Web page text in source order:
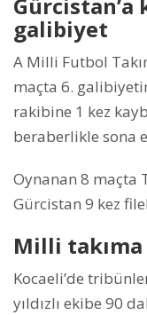
Gürcistan’a
galibiyet
A Milli Futbol
maçta 6.
rakibine 1 kez
beraberlikle sona
Oynanan 8 maçta
Gürcistan 9 kez
Milli
Kocaeli’de
yıldızlı ekibe 90